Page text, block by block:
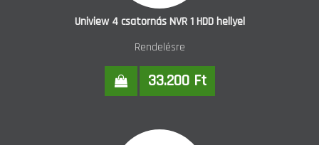
Uniview 4 csatornás NVR 1 HDD hellyel
Rendelésre
33.200 Ft